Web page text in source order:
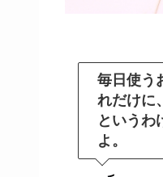
毎日使う
れだけに
というわ
よ。